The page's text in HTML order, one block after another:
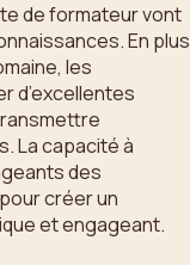
de formateur vont
En plus
les
d’excellentes
La capacité à
des
créer un
et engageant.